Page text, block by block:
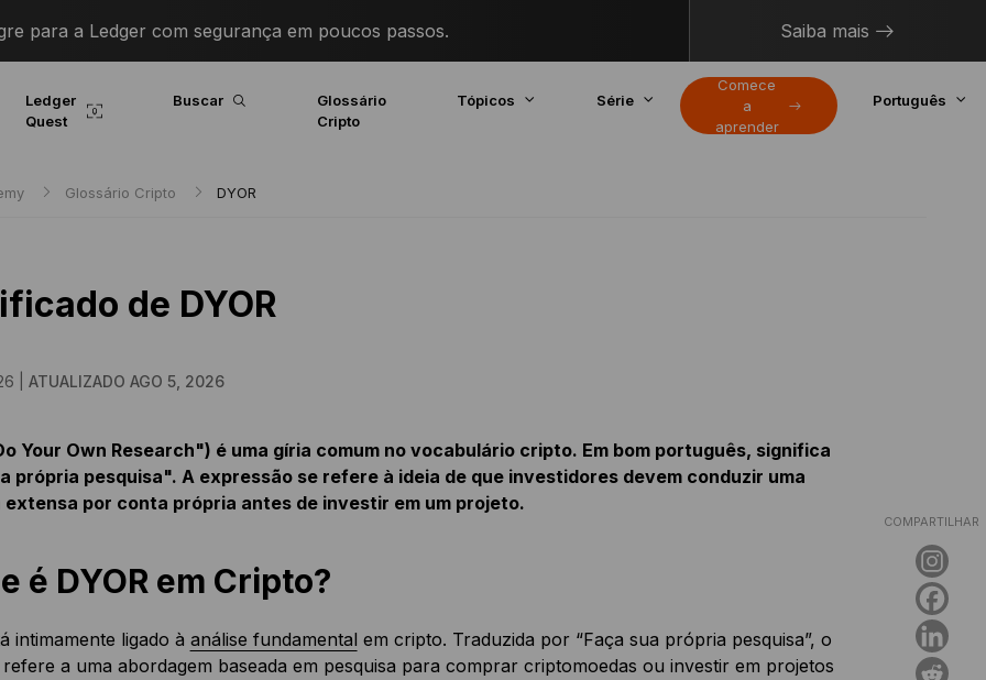
para a Ledger com segurança em poucos passos. Saiba mais
Ledger
Quest
Buscar
Glossário
Cripto
Tópicos Série
Comece
a
aprender
Português
Glossário Cripto DYOR
de DYOR
| ATUALIZADO AGO 5, 2026
COMPARTILHAR
Your Own Research") é uma gíria comum no vocabulário cripto. Em bom português, significa
própria pesquisa". A expressão se refere à ideia de que investidores devem conduzir uma
extensa por conta própria antes de investir em um projeto.
é DYOR em Cripto?
intimamente ligado à análise fundamental em cripto. Traduzida por “Faça sua própria pesquisa”, o
a uma abordagem baseada em pesquisa para comprar criptomoedas ou investir em projetos